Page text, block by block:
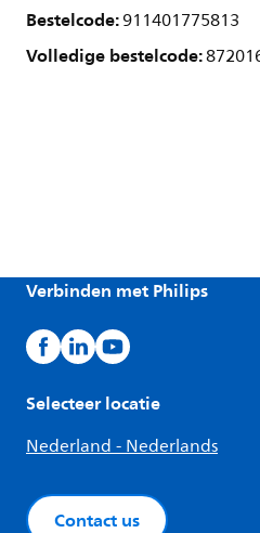
Bestelcode:911401775813
Volledige bestelcode:
Verbinden met Philips
Selecteer locatie
Nederland - Nederlands
Contact us